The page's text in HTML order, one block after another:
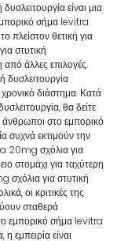
είναι μια
σήμα levitra
πλείστον θετική για
στυτική
από άλλες επιλογές.
δυσλειτουργία
διάστημα. Κατά
θα δείτε
άνθρωποι στο εμπορικό
συχνά εκτιμούν την
20mg σχόλια για
στομάχι για ταχύτερη
για στυτική
οι κριτικές της
σταθερά
εμπορικό σήμα levitra
εμπειρία είναι